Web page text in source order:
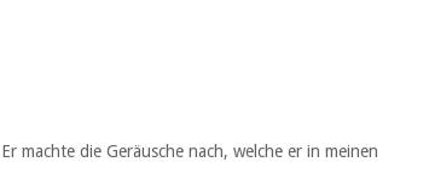
machte die Geräusche nach, welche er in meinen